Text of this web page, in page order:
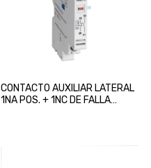
CONTACTO AUXILIAR LATERAL
1NA POS. + 1NC DE FALLA